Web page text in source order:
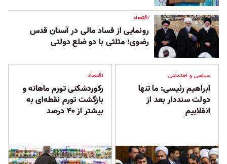
اقتصاد
رونمایی از فساد مالی در آستان قدس
رضوی؛ مثلثی با دو ضلع دولتی
سیاسی و اجتماعی
ابراهیم رئیسی: ما تنها
دولت سنددار بعد از
انقلابیم
اقتصاد
رکوردشکنی تورم ماهانه و
بازگشت تورم نقطه‌ای به
بیشتر از ‏‏۴۰ درصد